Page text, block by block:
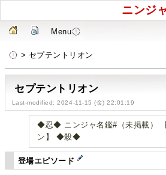
ニンジ
Menu
> セプテントリオン
セプテントリオン
Last-modified: 2024-11-15 (金) 22:01:19
◆忍◆ ニンジャ名鑑#（未掲載）
ン】 ◆殺◆
登場エピソード